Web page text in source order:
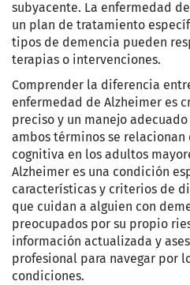
subyacente. La enfermedad
un plan de tratamiento
tipos de demencia pueden
terapias o intervenciones.
Comprender la diferencia
enfermedad de Alzheimer es
preciso y un manejo
ambos términos se
cognitiva en los adultos
Alzheimer es una condición
características y criterios de
que cuidan a alguien con
preocupados por su propio
información actualizada y
profesional para navegar por
condiciones.